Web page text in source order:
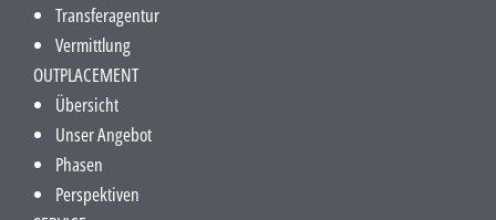
Transferagentur
Vermittlung
OUTPLACEMENT
Übersicht
Unser Angebot
Phasen
Perspektiven